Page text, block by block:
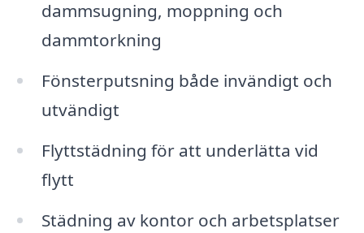
dammsugning, moppning och
dammtorkning
Fönsterputsning både invändigt och
utvändigt
Flyttstädning för att underlätta vid
flytt
Städning av kontor och arbetsplatser